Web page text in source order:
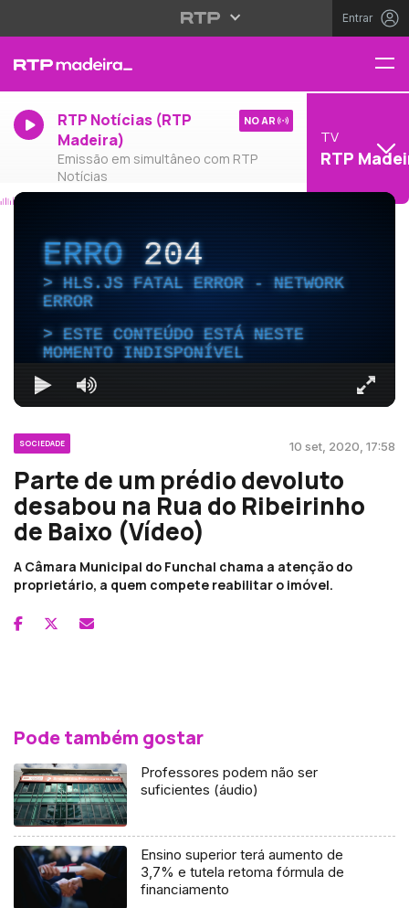
Entrar
RTP Notícias (RTP
Madeira)
Emissão em simultâneo com RTP
Notícias
NO AR
TV
RTP
ERRO204
HLS.JS FATAL ERROR - NETWORK
ERROR
ESTE CONTEÚDO ESTÁ NESTE
MOMENTO INDISPONÍVEL
SOCIEDADE 10 set, 2020, 17:58
Parte de um prédio devoluto
desabou na Rua do Ribeirinho
de Baixo (Vídeo)
A Câmara Municipal do Funchal chama a atenção do
proprietário, a quem compete reabilitar o imóvel.
Pode também gostar
Professores podem não ser
suficientes (áudio)
Ensino superior terá aumento de
3,7% e tutela retoma fórmula de
financiamento